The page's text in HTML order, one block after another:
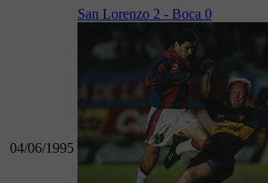
04/06/1995
San Lorenzo 2 - Boca 0